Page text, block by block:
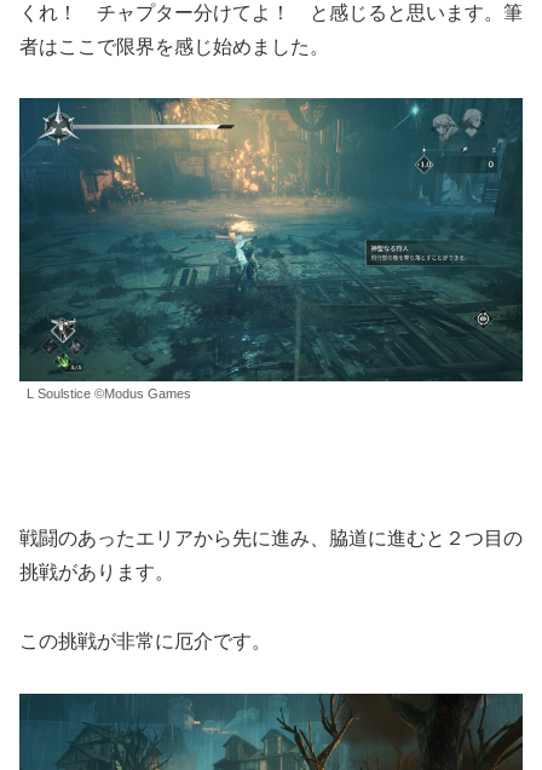
くれ！ チャプター分けてよ！ と感じると思います。筆
者はここで限界を感じ始めました。
L Soulstice ©Modus Games
戦闘のあったエリアから先に進み、脇道に進むと２つ目の
挑戦があります。
この挑戦が非常に厄介です。